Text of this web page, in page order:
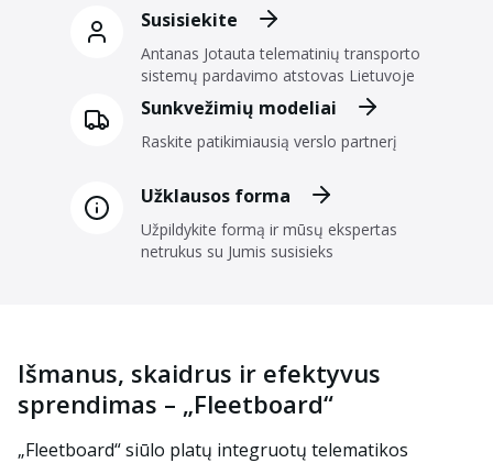
Susisiekite
Antanas Jotauta telematinių transporto
sistemų pardavimo atstovas Lietuvoje
Sunkvežimių modeliai
Raskite patikimiausią verslo partnerį
Užklausos forma
Užpildykite formą ir mūsų ekspertas
netrukus su Jumis susisieks
Išmanus, skaidrus ir efektyvus
sprendimas – „Fleetboard“
„Fleetboard“ siūlo platų integruotų telematikos